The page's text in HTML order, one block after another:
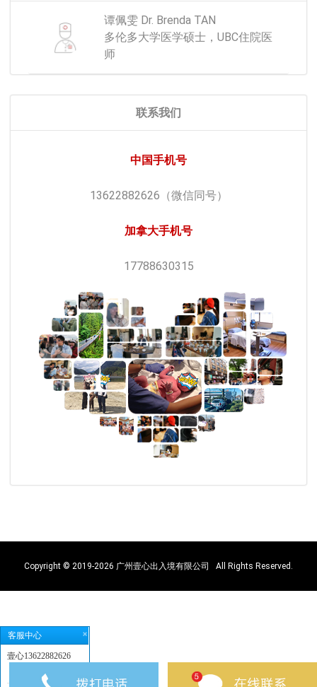
谭佩雯 Dr. Brenda TAN
多伦多大学医学硕士，UBC住院医
师
联系我们
中国手机号
13622882626（微信同号）
加拿大手机号
17788630315
Copyright © 2019-2026 广州壹心出入境有限公司 All Rights Reserved.
客服中心
壹心13622882626
（微信同号）：